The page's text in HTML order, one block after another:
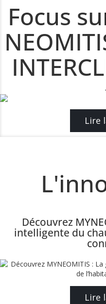
Focus
Lire
Découvrez
intelligente du
Lire